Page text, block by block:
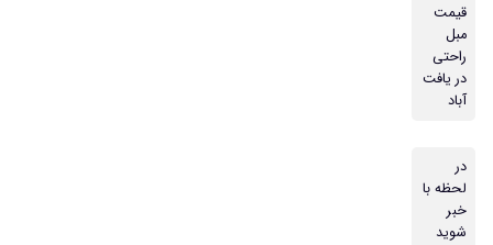
قیمت
مبل
راحتی
در یافت
آباد
در
لحظه با
خبر
شوید